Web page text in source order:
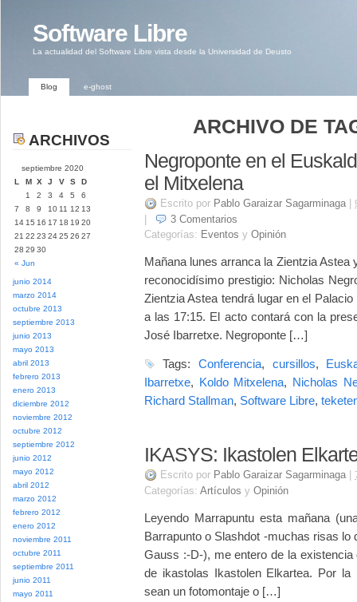
Software Libre
La actualidad del Software Libre vista desde la Universidad de Deusto
Blog e-ghost
ARCHIVOS
septiembre 2020
L
M X J V S D
« Jun
1 2 3 4 5
6
7
8 9 10 11 12 13
14 15 16 17 18 19 20
21 22 23 2425 26 27
28 29 30
junio 2014
marzo 2014
octubre 2013
septiembre 2013
junio 2013
mayo 2013
abril 2013
febrero 2013
enero 2013
diciembre 2012
noviembre 2012
octubre 2012
septiembre 2012
junio 2012
mayo 2012
abril 2012
marzo 2012
febrero 2012
enero 2012
noviembre 2011
octubre 2011
septiembre 2011
junio 2011
mayo 2011
ARCHIVO DE
Negroponte en el
el Mitxelena
Escrito por Pablo Garaizar Sagarminaga
3 Comentarios
Categorías: Eventos y Opinión
Mañana lunes arranca la Zientzia
reconocidísimo prestigio: Nicholas
Zientzia Astea tendrá lugar en el
a las 17:15. El acto contará con la
José Ibarretxe. Negroponte […]
Tags: Conferencia, cursillos,
Ibarretxe, Koldo Mitxelena, Nicholas
Richard Stallman, Software Libre,
IKASYS: Ikastolen
Escrito por Pablo Garaizar Sagarminaga
Categorías: Artículos y Opinión
Leyendo Marrapuntu esta mañana
Barrapunto o Slashdot -muchas risas
Gauss :-D-), me entero de la
de ikastolas Ikastolen Elkartea. Por
sean un fotomontaje o […]